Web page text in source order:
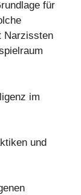
für
Narzissten
im
und